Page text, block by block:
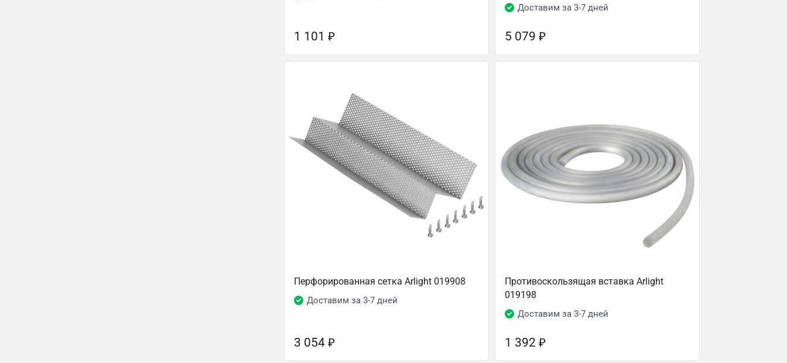
1 101 ₽
Доставим за 3-7 дней
5 079 ₽
Перфорированная сетка Arlight 019908
Доставим за 3-7 дней
3 054 ₽
Противоскользящая вставка Arlight
019198
Доставим за 3-7 дней
1 392 ₽